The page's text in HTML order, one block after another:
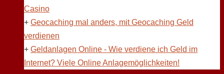
Casino
+ Geocaching mal anders, mit Geocaching Geld
verdienen
+ Geldanlagen Online - Wie verdiene ich Geld im
Internet? Viele Online Anlagemöglichkeiten!